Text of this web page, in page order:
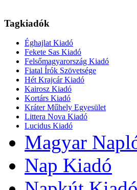
Tagkiadók
Éghajlat Kiadó
Fekete Sas Kiadó
Felsőmagyarország Kiadó
Fiatal Írók Szövetsége
Hét Krajcár Kiadó
Kairosz Kiadó
Kortárs Kiadó
Kráter Műhely Egyesület
Littera Nova Kiadó
Lucidus Kiadó
Magyar
Nap Kiadó